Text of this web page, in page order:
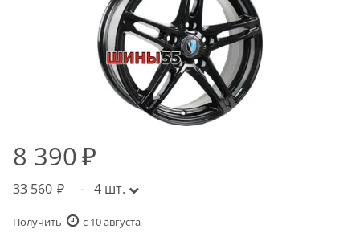
8 390
33 560 - 4 шт.
Получить c 10 августа